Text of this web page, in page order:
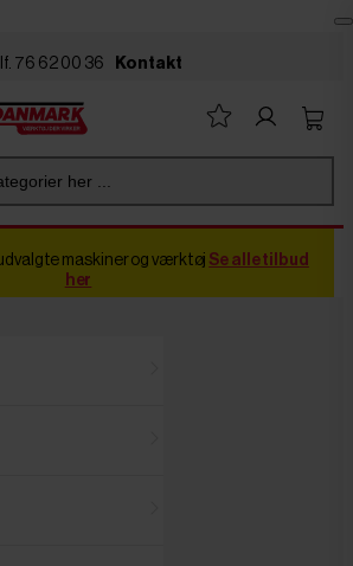
76 62 00 36 Kontakt
her ...
maskiner og værktøj Se alle tilbud
her